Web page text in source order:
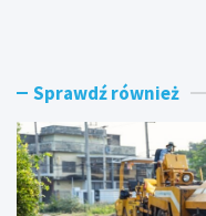
o
d
o
i
m
e
z
n
a
j
Sprawdź również